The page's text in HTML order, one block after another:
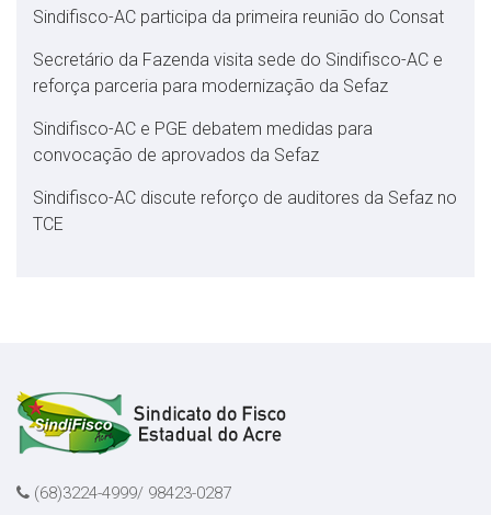
Sindifisco-AC participa da primeira reunião do Consat
Secretário da Fazenda visita sede do Sindifisco-AC e
reforça parceria para modernização da Sefaz
Sindifisco-AC e PGE debatem medidas para
convocação de aprovados da Sefaz
Sindifisco-AC discute reforço de auditores da Sefaz no
TCE
(68)3224-4999/ 98423-0287